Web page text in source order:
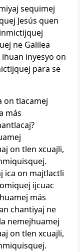
sequimej
Jesús quen
ne Galilea
inyesyo on
para se
on tlacamej
más
on tlen xcuajli,
ica on majtlactli
ijcuac
más
chantiyaj ne
nemejhuamej
on tlen xcuajli,